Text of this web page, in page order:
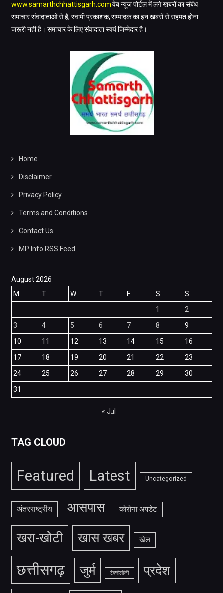
www.samarthchhattisgarh.com वेब न्यूज़ पोर्टल में लगे खबरों का संबंध
समाचार संवादाताओं से है, स्वामी प्रकाशक, सम्पादक का इन खबरों से सहमत होना
जरूरी नही है। समाचार के लिए संवादाता स्वयं जिम्मेदार है।
Home
Disclaimer
Privacy Policy
Terms and Conditions
Contact Us
MP Info RSS Feed
August 2026
M
T W T F S
S
1
2
3
4 5 6 7 8
9
10
11 12 13 14 15
16
17
18 19 20 21 22
23
24
25 26 27 28 29
30
31
« Jul
TAG CLOUD
Featured Latest Uncategorized
अंतरराष्ट्रीय आसपास कोरोना अपडेट
खरा-खोटी खास खबर खेल
छत्तीसगढ़ जुर्म टेक्नोलॉजी प्रदेश